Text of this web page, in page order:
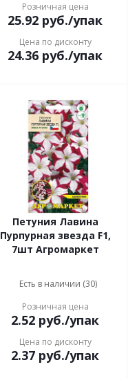
Розничная цена
25.92 руб./упак
Цена по дисконту
24.36 руб./упак
Петуния Лавина
Пурпурная звезда F1,
7шт Агромаркет
Есть в наличии (30)
Розничная цена
2.52 руб./упак
Цена по дисконту
2.37 руб./упак